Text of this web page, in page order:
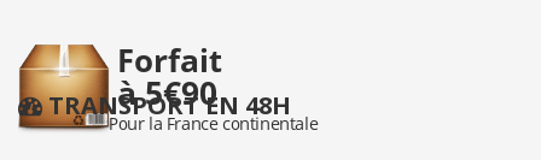
TRANSPORT EN 48H